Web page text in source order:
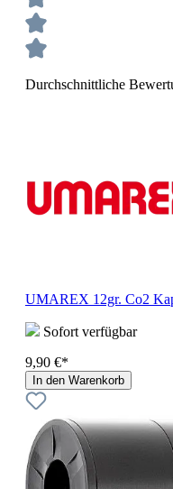
Durchschnittliche
UMAREX 12gr. Co2
Sofort verfügbar
9,90 €*
In den Warenkorb